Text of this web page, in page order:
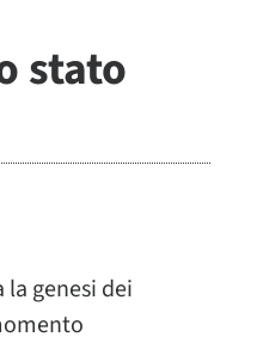
stato
genesi dei